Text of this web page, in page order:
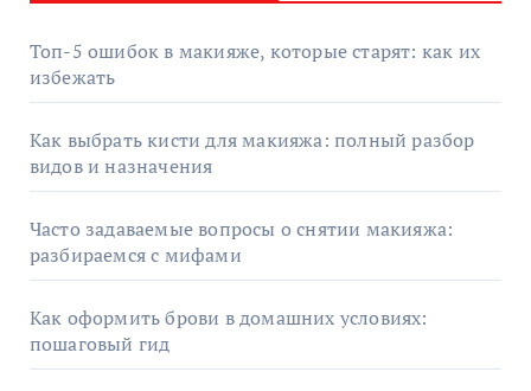
Топ-5 ошибок в макияже, которые старят: как их
избежать
Как выбрать кисти для макияжа: полный разбор
видов и назначения
Часто задаваемые вопросы о снятии макияжа:
разбираемся с мифами
Как оформить брови в домашних условиях:
пошаговый гид